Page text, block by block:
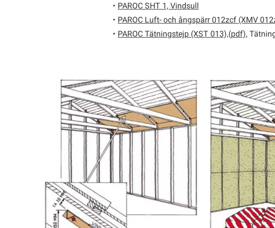
PAROC SHT 1, Vindsull
PAROC Luft- och ångspärr 012zcf (XMV
PAROC Tätningstejp (XST 013),(pdf),